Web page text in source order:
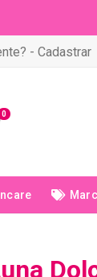
- Cadastrar
0